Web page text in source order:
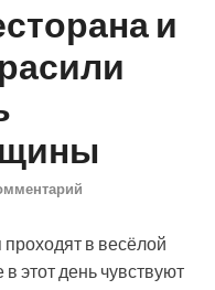
и
в весёлой
этот день чувствуют